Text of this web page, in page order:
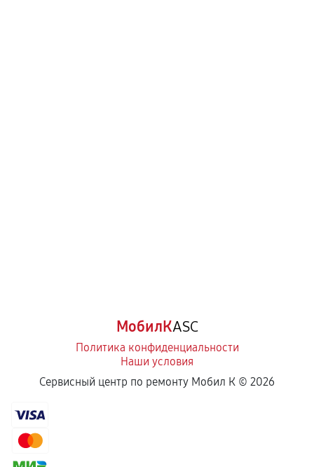
МобилКASC
Политика конфиденциальности
Наши условия
Сервисный центр по ремонту Мобил К © 2026